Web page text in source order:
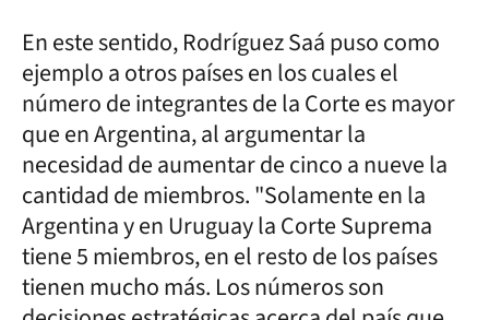
En este sentido, Rodríguez Saá puso como
ejemplo a otros países en los cuales el
número de integrantes de la Corte es mayor
que en Argentina, al argumentar la
necesidad de aumentar de cinco a nueve la
cantidad de miembros. "Solamente en la
Argentina y en Uruguay la Corte Suprema
tiene 5 miembros, en el resto de los países
tienen mucho más. Los números son